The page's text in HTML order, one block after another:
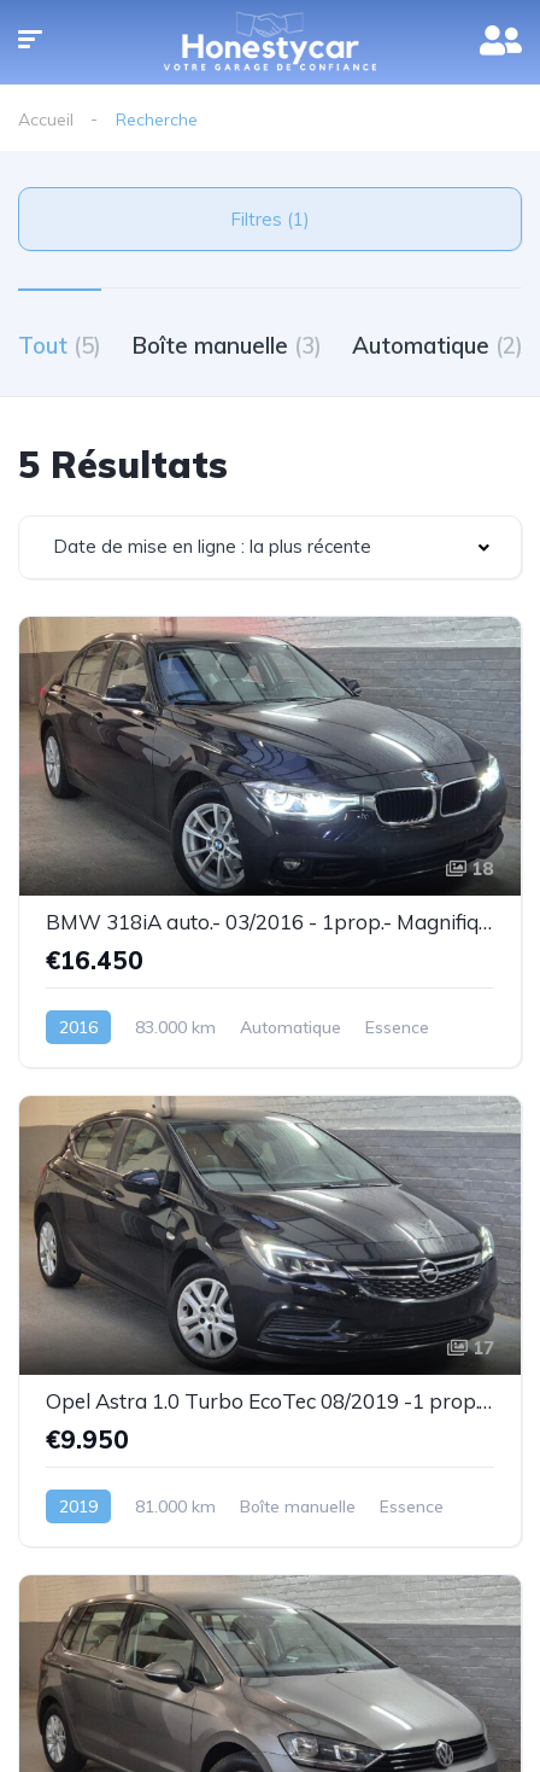
Accueil Recherche
Filtres (1)
Tout (5) Boîte manuelle (3) Automatique (2)
5 Résultats
Date de mise en ligne : la plus récente
18
BMW 318iA auto.- 03/2016 - 1prop.- Magnifique état ! - Garantie
€16.450
2016 83.000 km Automatique Essence
17
Opel Astra 1.0 Turbo EcoTec 08/2019 -1 prop.- Très bel état- Garantie
€9.950
2019 81.000 km Boîte manuelle Essence